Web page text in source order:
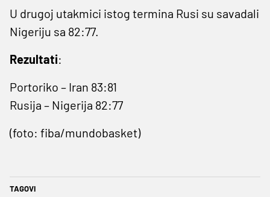
U drugoj utakmici istog termina Rusi su savadali
Nigeriju sa 82:77.
Rezultati:
Portoriko – Iran 83:81
Rusija – Nigerija 82:77
(foto: fiba/mundobasket)
TAGOVI